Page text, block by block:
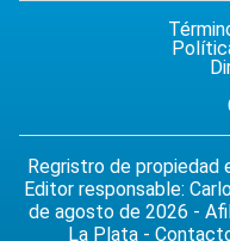
Regristro de propiedad
Editor responsable:
de agosto de 2026 -
La Plata -